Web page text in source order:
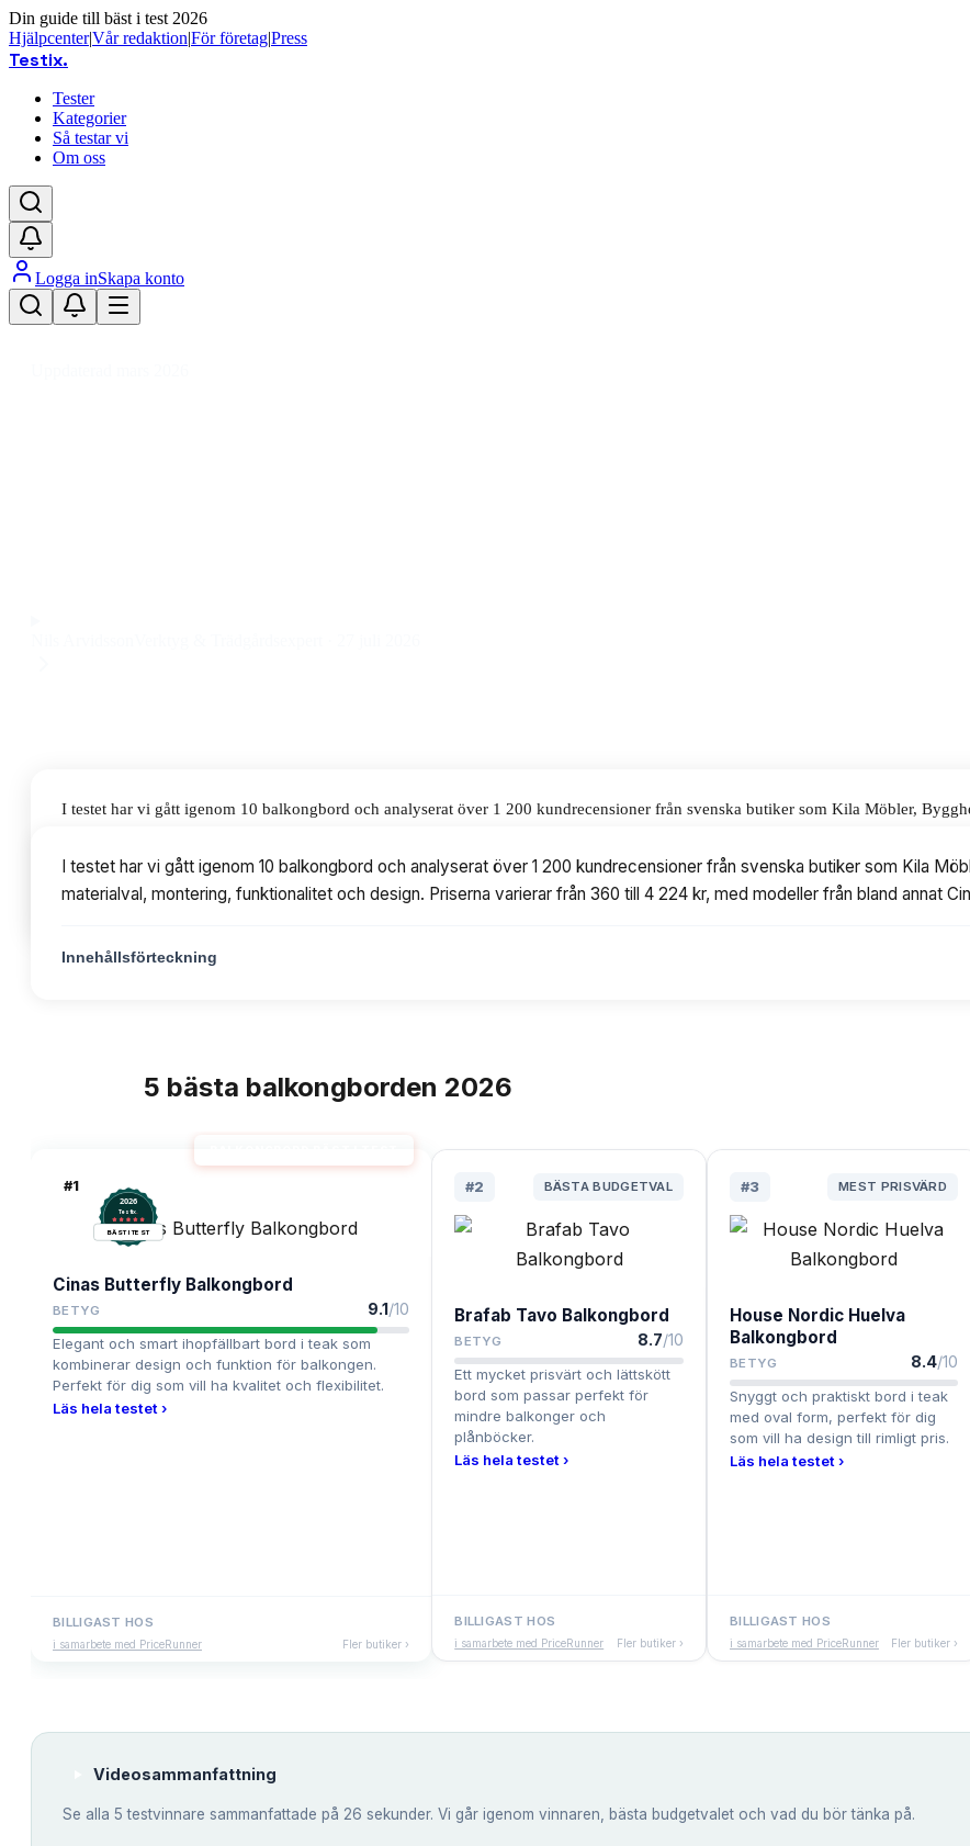
Din guide till bäst i test 2026
Hjälpcenter|Vår redaktion|För företag|Press
Testix.
Tester
Kategorier
Så testar vi
Om oss
Logga inSkapa konto
I testet har vi gått igenom 10 balkongbord och analyserat över 1 200 kundrecensioner från svenska butiker som Kila Möbler,
Innehållsförteckning
I testet har vi gått igenom 10 balkongbord och analyserat över 1 200 kundrecensioner från svenska butiker som Kila
materialval, montering, funktionalitet och design. Priserna varierar från 360 till 4 224 kr, med modeller från bland annat
Innehållsförteckning
5 bästa balkongborden 2026
#1
2026
Testix.
BÄST I TEST
Cinas Butterfly Balkongbord
BETYG 9.1/10
Elegant och smart ihopfällbart bord i teak som
kombinerar design och funktion för balkongen.
Perfekt för dig som vill ha kvalitet och flexibilitet.
Läs hela testet ›
BILLIGAST HOS
i samarbete med PriceRunner Fler butiker ›
#2 BÄSTA BUDGETVAL
Brafab Tavo Balkongbord
BETYG 8.7/10
Ett mycket prisvärt och lättskött
bord som passar perfekt för
mindre balkonger och
plånböcker.
Läs hela testet ›
BILLIGAST HOS
i samarbete med PriceRunner Fler butiker ›
#3 MEST PRISVÄRD
House Nordic Huelva
Balkongbord
BETYG 8.4/10
Snyggt och praktiskt bord i teak
med oval form, perfekt för dig
som vill ha design till rimligt pris.
Läs hela testet ›
BILLIGAST HOS
i samarbete med PriceRunner Fler butiker ›
Videosammanfattning
Se alla 5 testvinnare sammanfattade på 26 sekunder. Vi går igenom vinnaren, bästa budgetvalet och vad du bör tänka på.